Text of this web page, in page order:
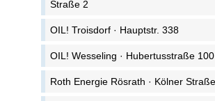
Straße 2
OIL! Troisdorf · Hauptstr. 338
OIL! Wesseling · Hubertusstraße 100
Roth Energie Rösrath · Kölner